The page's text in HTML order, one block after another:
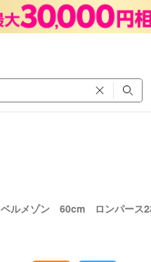
ベルメゾン 60cm ロンパー